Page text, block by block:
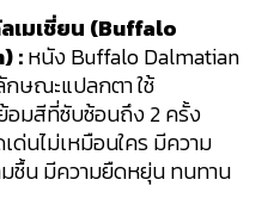
เมเชี่ยน (Buffalo
:หนัง Buffalo Dalmatian
ษณะแปลกตา ใช้
อมสีที่ซับซ้อนถึง 2 ครั้ง
ด่นไม่เหมือนใคร มีความ
ชื้น มีความยืดหยุ่น ทนทาน